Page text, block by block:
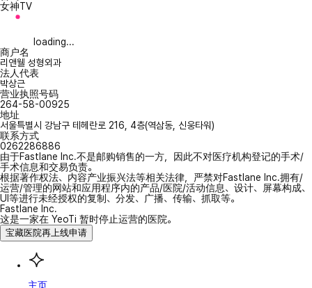
女神TV
loading...
商户名
리앤웰 성형외과
法人代表
박상근
营业执照号码
264-58-00925
地址
서울특별시 강남구 테헤란로 216, 4층(역삼동, 신웅타워)
联系方式
0262286886
由于Fastlane Inc.不是邮购销售的一方，因此不对医疗机构登记的手术/
手术信息和交易负责。
根据著作权法、内容产业振兴法等相关法律，严禁对Fastlane Inc.拥有/
运营/管理的网站和应用程序内的产品/医院/活动信息、设计、屏幕构成、
UI等进行未经授权的复制、分发、广播、传输、抓取等。
Fastlane Inc.
这是一家在 YeoTi 暂时停止运营的医院。
宝藏医院再上线申请
主页